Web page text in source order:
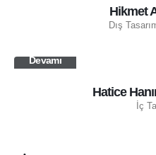
Hikmet
Dış
Devamı
Hatice
İç